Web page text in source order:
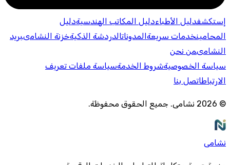
إستكشفدليل الأطباءدليل المكاتب الهندسيةدليل
المحامينخدمات سريعةالمدوناتالدردشة الذكيةخزنة النشامىبريد
النشامىمن نحن
سياسة الخصوصيةشروط الخدمةسياسة ملفات تعريف
الارتباطاتصل بنا
©
2026 نشامى. جميع الحقوق محفوظة.
نشامى